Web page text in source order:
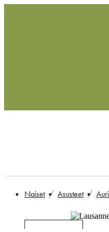
Naiset Asusteet